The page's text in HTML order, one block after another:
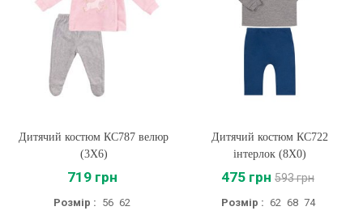
Дитячий костюм КС787 велюр
(3X6)
719 грн
Розмір : 56 62
Дитячий костюм КС722
інтерлок (8X0)
475 грн 593 грн
Розмір : 62 68 74